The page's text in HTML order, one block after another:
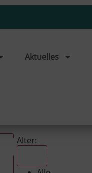
Aktuelles
Alter: